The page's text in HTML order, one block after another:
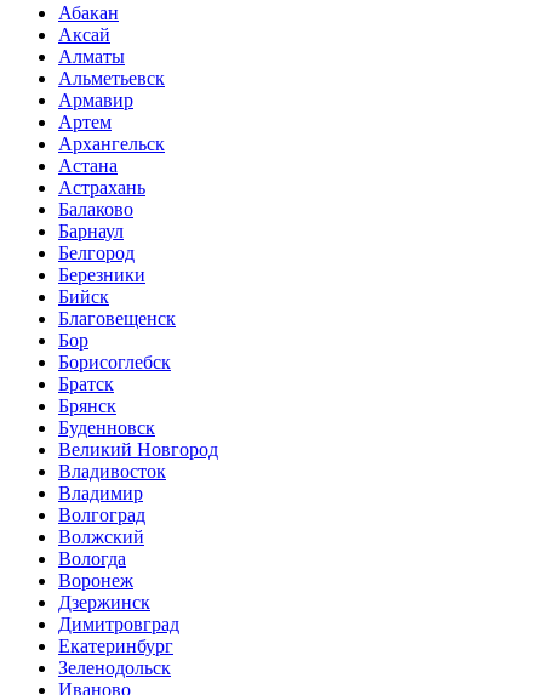
Абакан
Аксай
Алматы
Альметьевск
Армавир
Артем
Архангельск
Астана
Астрахань
Балаково
Барнаул
Белгород
Березники
Бийск
Благовещенск
Бор
Борисоглебск
Братск
Брянск
Буденновск
Великий Новгород
Владивосток
Владимир
Волгоград
Волжский
Вологда
Воронеж
Дзержинск
Димитровград
Екатеринбург
Зеленодольск
Иваново